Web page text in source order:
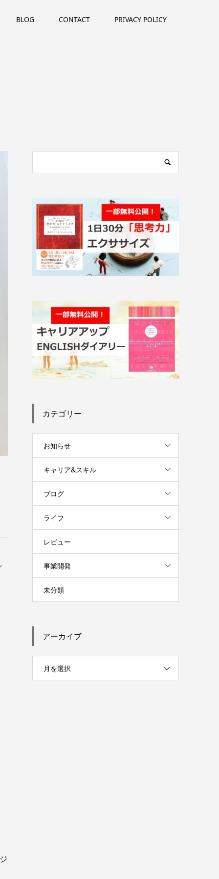
BLOG CONTACT PRIVACY POLICY
カテゴリー
お知らせ
キャリア&スキル
ブログ
ライフ
レビュー
事業開発
未分類
アーカイブ
月を選択